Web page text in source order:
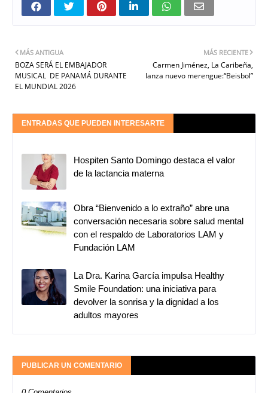
MÁS RECIENTE
Carmen Jiménez, La Caribeña,
lanza nuevo merengue:“Beisbol”
MÁS ANTIGUA
BOZA SERÁ EL EMBAJADOR
MUSICAL DE PANAMÁ DURANTE
EL MUNDIAL 2026
ENTRADAS QUE PUEDEN INTERESARTE
Hospiten Santo Domingo destaca el valor
de la lactancia materna
Obra “Bienvenido a lo extraño” abre una
conversación necesaria sobre salud mental
con el respaldo de Laboratorios LAM y
Fundación LAM
La Dra. Karina García impulsa Healthy
Smile Foundation: una iniciativa para
devolver la sonrisa y la dignidad a los
adultos mayores
PUBLICAR UN COMENTARIO